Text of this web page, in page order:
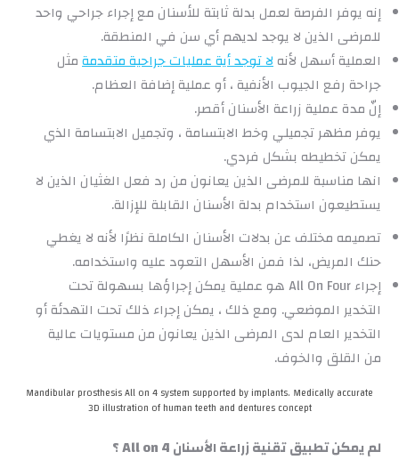
إنه يوفر الفرصة لعمل بدلة ثابتة للأسنان مع إجراء جراحي واحد
للمرضى الذين لا يوجد لديهم أي سن في المنطقة.
العملية أسهل لأنهلا توجد أية عمليات جراحية متقدمةمثل
جراحة رفع الجيوب الأنفية ، أو عملية إضافة العظام.
إنّ مدة عملية زراعة الأسنان أقصر.
يوفر مظهر تجميلي وخط الابتسامة ، وتجميل الابتسامة الذي
يمكن تخطيطه بشكل فردي.
انها مناسبة للمرضى الذين يعانون من رد فعل الغثيان الذين لا
يستطيعون استخدام بدلة الأسنان القابلة للإزالة.
تصميمه مختلف عن بدلات الأسنان الكاملة نظرًا لأنه لا يغطي
حنك المريض، لذا فمن الأسهل التعود عليه واستخدامه.
إجراء All On Four هو عملية يمكن إجراؤها بسهولة تحت
التخدير الموضعي. ومع ذلك ، يمكن إجراء ذلك تحت التهدئة أو
التخدير العام لدى المرضى الذين يعانون من مستويات عالية
من القلق والخوف.
Mandibular prosthesis All on 4 system supported by implants. Medically accurate
3D illustration of human teeth and dentures concept
لم يمكن تطبيقتقنية زراعة الأسنانAll on 4؟